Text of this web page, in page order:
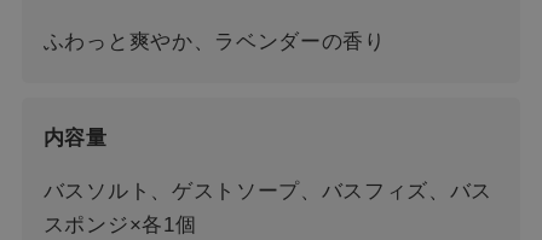
ふわっと爽やか、ラベンダーの香り
内容量
バスソルト、ゲストソープ、バスフィズ、バス
スポンジ×各1個